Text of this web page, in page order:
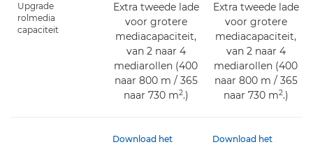
Upgrade
rolmedia
capaciteit
Extra tweede lade
voor grotere
mediacapaciteit,
van 2 naar 4
mediarollen (400
naar 800 m / 365
naar 730 m2.)
Extra tweede lade
voor grotere
mediacapaciteit,
van 2 naar 4
mediarollen (400
naar 800 m / 365
naar 730 m2.)
Download het
Download het